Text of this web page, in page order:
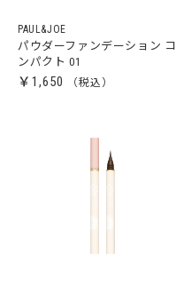
PAUL&JOE
パウダーファンデーション コ
ンパクト 01
￥1,650